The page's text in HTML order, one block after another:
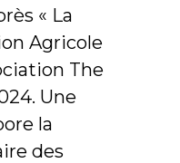
« La
Agricole
The
Une
la
des